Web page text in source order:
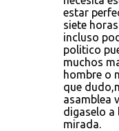
estar
siete
incluso
politico
muchos
hombre o
que
asamblea
digaselo a
mirada.